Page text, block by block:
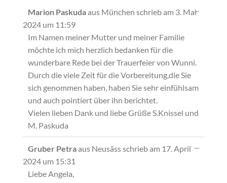
Marion Paskudaaus München schrieb am 3. Mai
2024 um 11:59
Im Namen meiner Mutter und meiner Familie
möchte ich mich herzlich bedanken für die
wunderbare Rede bei der Trauerfeier von Wunni.
Durch die viele Zeit für die Vorbereitung,die Sie
sich genommen haben, haben Sie sehr einfühlsam
und auch pointiert über ihn berichtet.
Vielen lieben Dank und liebe Grüße S.Knissel und
M. Paskuda
...
Gruber Petraaus Neusässschrieb am 17. April
2024 um 15:31
Liebe Angela,
...